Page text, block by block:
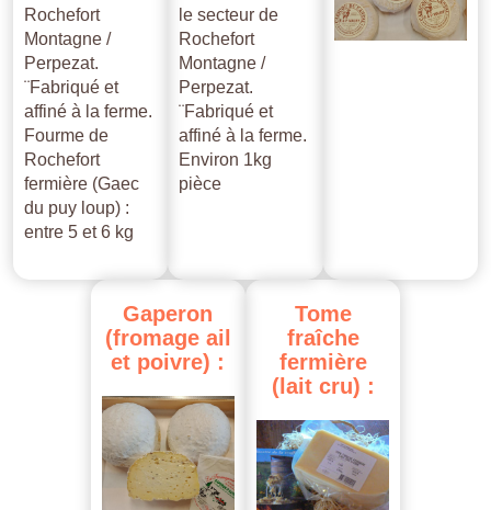
Rochefort
Montagne /
Perpezat.
¨Fabriqué et
affiné à la ferme.
Fourme de
Rochefort
fermière (Gaec
du puy loup) :
entre 5 et 6 kg
le secteur de
Rochefort
Montagne /
Perpezat.
¨Fabriqué et
affiné à la ferme.
Environ 1kg
pièce
Gaperon
(fromage ail
et poivre) :
Tome
fraîche
fermière
(lait cru) :